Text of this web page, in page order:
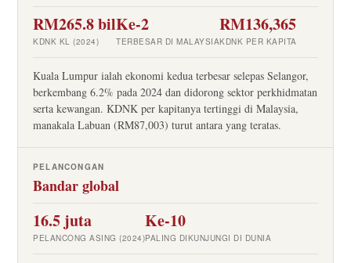
RM265.8 bil
KDNK KL (2024)
Ke-2
TERBESAR DI MALAYSIA
RM136,365
KDNK PER KAPITA
Kuala Lumpur ialah ekonomi kedua terbesar selepas Selangor,
berkembang 6.2% pada 2024 dan didorong sektor perkhidmatan
serta kewangan. KDNK per kapitanya tertinggi di Malaysia,
manakala Labuan (RM87,003) turut antara yang teratas.
PELANCONGAN
Bandar global
16.5 juta
PELANCONG ASING (2024)
Ke-10
PALING DIKUNJUNGI DI DUNIA